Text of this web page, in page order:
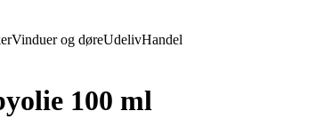
Vinduer og døreUdelivHandel
100 ml